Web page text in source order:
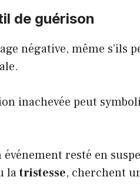
de guérison
négative, même s’ils
inachevée peut
resté en
latristesse, cherchent